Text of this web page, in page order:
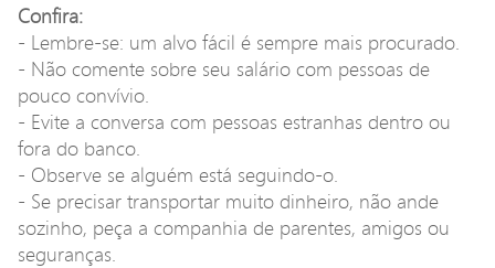
Confira:
- Lembre-se: um alvo fácil é sempre mais procurado.
- Não comente sobre seu salário com pessoas de
pouco convívio.
- Evite a conversa com pessoas estranhas dentro ou
fora do banco.
- Observe se alguém está seguindo-o.
- Se precisar transportar muito dinheiro, não ande
sozinho, peça a companhia de parentes, amigos ou
seguranças.